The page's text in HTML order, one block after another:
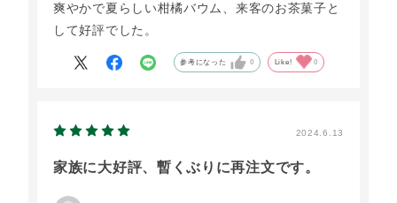
爽やかで夏らしい柑橘バウム、来客のお茶菓子と
して好評でした。
参考になった 0 Like! 0
2024.6.13
家族に大好評、暫くぶりに再注文です。